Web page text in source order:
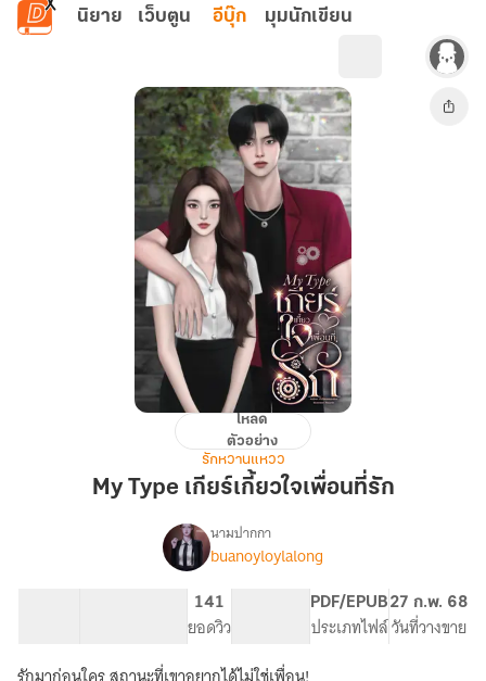
ข้ามไปยังเนื้อหาหลัก
นิยาย เว็บตูน อีบุ๊ก มุมนักเขียน
เกียร์
เกี้ยว
เพื่อน
โหลด
ตัวอย่าง
รักหวานแหวว
My Type เกียร์เกี้ยวใจเพื่อนที่รัก
เรื่องMy
เพื่อน
นามปากกา
buanoyloylalong
141
ยอดวิว
PDF/EPUB
ประเภทไฟล์
27 ก.พ. 68
วันที่วางขาย